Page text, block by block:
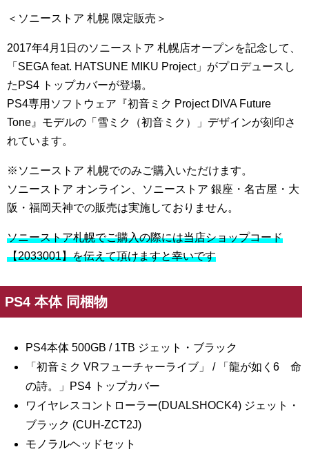
＜ソニーストア 札幌 限定販売＞
2017年4月1日のソニーストア 札幌店オープンを記念して、
「SEGA feat. HATSUNE MIKU Project」がプロデュースし
たPS4 トップカバーが登場。
PS4専用ソフトウェア『初音ミク Project DIVA Future
Tone』モデルの「雪ミク（初音ミク）」デザインが刻印さ
れています。
※ソニーストア 札幌でのみご購入いただけます。
ソニーストア オンライン、ソニーストア 銀座・名古屋・大
阪・福岡天神での販売は実施しておりません。
ソニーストア札幌でご購入の際には当店ショップコード
【2033001】を伝えて頂けますと幸いです
PS4 本体 同梱物
PS4本体 500GB / 1TB ジェット・ブラック
「初音ミク VRフューチャーライブ」 / 「龍が如く6 命
の詩。」PS4 トップカバー
ワイヤレスコントローラー(DUALSHOCK4) ジェット・
ブラック (CUH-ZCT2J)
モノラルヘッドセット